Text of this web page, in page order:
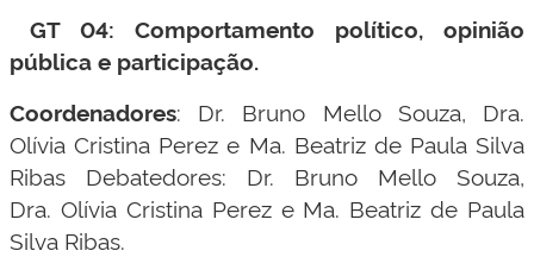
GT 04: Comportamento político, opinião
pública e participação.
Coordenadores: Dr. Bruno Mello Souza, Dra.
Olívia Cristina Perez e Ma. Beatriz de Paula Silva
Ribas Debatedores: Dr. Bruno Mello Souza,
Dra. Olívia Cristina Perez e Ma. Beatriz de Paula
Silva Ribas.